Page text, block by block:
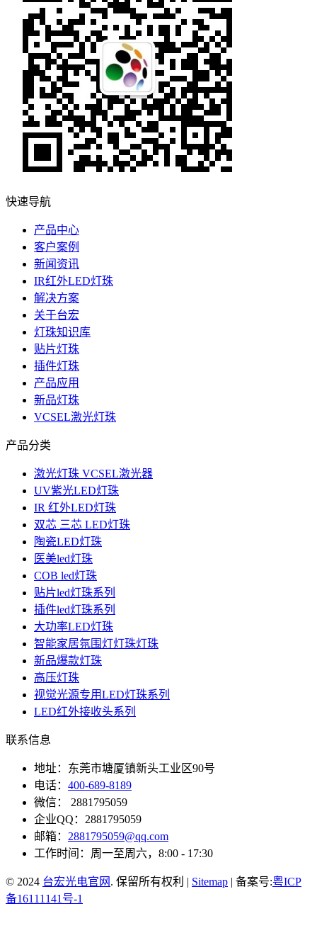
快速导航
产品中心
客户案例
新闻资讯
IR红外LED灯珠
解决方案
关于台宏
灯珠知识库
贴片灯珠
插件灯珠
产品应用
新品灯珠
VCSEL激光灯珠
产品分类
激光灯珠 VCSEL激光器
UV紫光LED灯珠
IR 红外LED灯珠
双芯 三芯 LED灯珠
陶瓷LED灯珠
医美led灯珠
COB led灯珠
贴片led灯珠系列
插件led灯珠系列
大功率LED灯珠
智能家居氛围灯灯珠灯珠
新品爆款灯珠
高压灯珠
视觉光源专用LED灯珠系列
LED红外接收头系列
联系信息
地址：东莞市塘厦镇新头工业区90号
电话： 400-689-8189
微信： 2881795059
企业QQ：2881795059
邮箱： 2881795059@qq.com
工作时间：周一至周六，8:00 - 17:30
© 2024 台宏光电官网 . 保留所有权利 | Sitemap | 备案号:粤ICP
备16111141号-1